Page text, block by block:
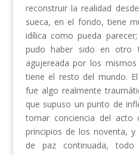
reconstruir la realidad
sueca, en el fondo, tiene
idílica como pueda
pudo haber sido en otro
agujereada por los
tiene el resto del mundo.
fue algo realmente
que supuso un punto de
tomar conciencia del acto
principios de los noventa,
de paz continuada,